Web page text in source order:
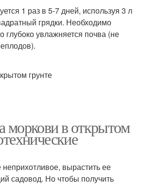
1 раз в 5-7 дней, используя 3 л
грядки. Необходимо
глубоко увлажняется почва (не
грунте
моркови в открытом
вырастить ее
садовод. Но чтобы получить